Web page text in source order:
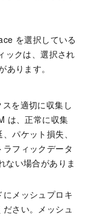
を選択している
ックは、選択され
ります。
を適切に収集し
は、正常に収集
パケット損失、
フィックデータ
ない場合がありま
メッシュプロキ
さい。メッシュ